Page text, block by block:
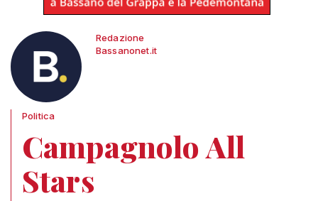
Redazione
Bassanonet.it
Politica
Campagnolo All
Stars